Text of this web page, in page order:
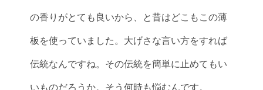
の香りがとても良いから、と昔はどこもこの薄
板を使っていました。大げさな言い方をすれば
伝統なんですね。その伝統を簡単に止めてもい
いものだろうか。そう何時も悩むんです。